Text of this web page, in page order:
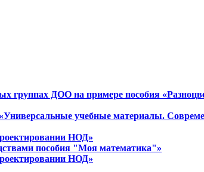
группах ДОО на примере пособия
учебные материалы.
НОД»
пособия "Моя математика"»
НОД»